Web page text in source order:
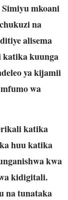
mkoani
na
alisema
katika kuunga
ya kijamii
wa
katika
huu katika
kwa
kidigitali.
na tunataka